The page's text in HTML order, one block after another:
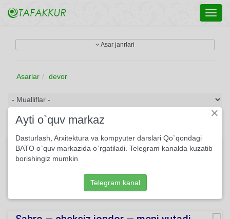
Asar janrlari
Asarlar devor
Devorlari yiqilgan bog‘...
Devorlari yiqilgan bog‘, Barglaridan ayro bog‘, Kuz qo‘ynida
Usmon Azim
×
Ayti o`quv markaz
Dasturlash, Arxitektura va kompyuter darslari Qo`qondagi
BATO o`quv markazida o`rgatiladi. Telegram kanalda kuzatib
borishingiz mumkin
Telegram kanal